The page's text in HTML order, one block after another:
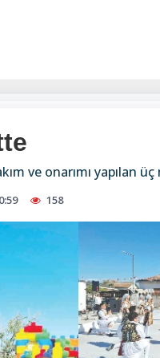
ve onarımı yapılan
158